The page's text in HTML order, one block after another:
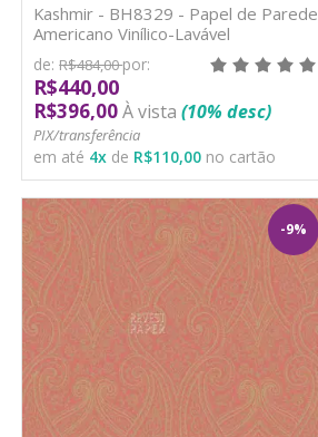
Kashmir - BH8329 - Papel de Parede
Americano Vinílico-Lavável
de: R$484,00por:
R$440,00
R$396,00À vista (10% desc)
PIX/transferência
em até 4x de R$110,00 no cartão
-9%